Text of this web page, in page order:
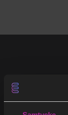
2021
Få det